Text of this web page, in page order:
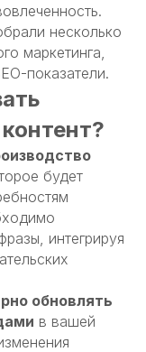
несколько
маркетинга,
показатели.
будет
интегрируя
обновлять
в вашей